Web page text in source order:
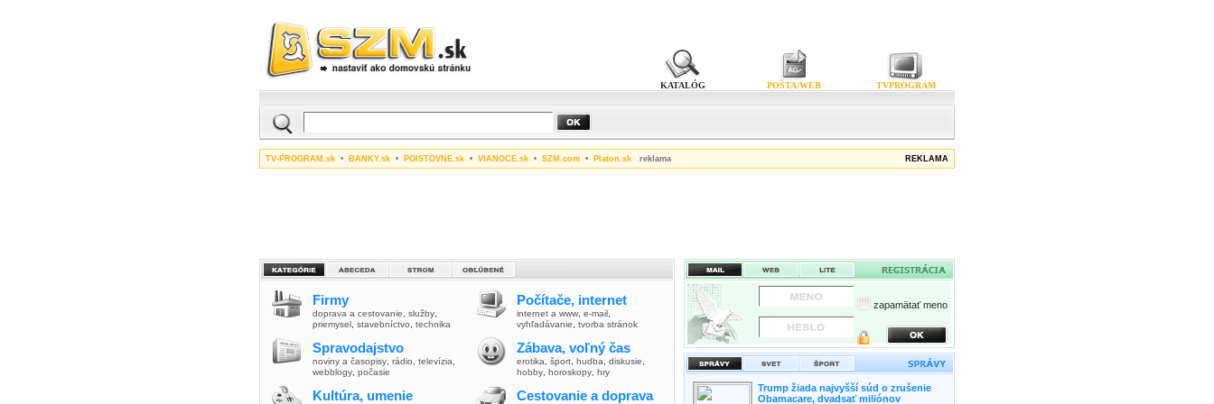
KATALÓG POŠTA/WEB TVPROGRAM
TV-PROGRAM.sk • BANKY.sk • POISTOVNE.sk • VIANOCE.sk • SZM.com • Platon.sk reklama REKLAMA
Firmy
doprava a cestovanie služby
priemysel stavebníctvo technika
Spravodajstvo
noviny a časopisy rádio televízia
webblogy počasie
Kultúra, umenie
Počítače, internet
internet a www e-mail
vyhľadávanie
tvorba stránok
Zábava, voľný čas
erotika šport hudba diskusie
hobby horoskopy hry
Cestovanie a doprava
zapamätať meno
Trump žiada najvyšší súd o zrušenie
Obamacare, dvadsať miliónov